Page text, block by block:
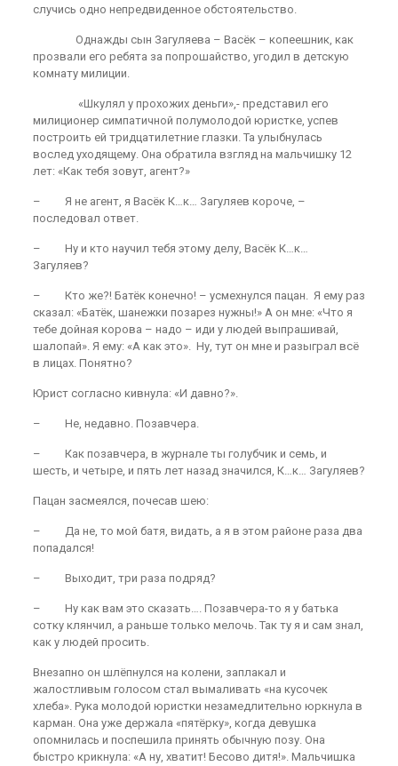
случись одно непредвиденное обстоятельство.
Однажды сын Загуляева – Васёк – копеешник, как
прозвали его ребята за попрошайство, угодил в детскую
комнату милиции.
«Шкулял у прохожих деньги»,- представил его
милиционер симпатичной полумолодой юристке, успев
построить ей тридцатилетние глазки. Та улыбнулась
вослед уходящему. Она обратила взгляд на мальчишку 12
лет: «Как тебя зовут, агент?»
– Я не агент, я Васёк К…к… Загуляев короче, –
последовал ответ.
– Ну и кто научил тебя этому делу, Васёк К…к…
Загуляев?
– Кто же?! Батёк конечно! – усмехнулся пацан. Я ему раз
сказал: «Батёк, шанежки позарез нужны!» А он мне: «Что я
тебе дойная корова – надо – иди у людей выпрашивай,
шалопай». Я ему: «А как это». Ну, тут он мне и разыграл всё
в лицах. Понятно?
Юрист согласно кивнула: «И давно?».
– Не, недавно. Позавчера.
– Как позавчера, в журнале ты голубчик и семь, и
шесть, и четыре, и пять лет назад значился, К…к… Загуляев?
Пацан засмеялся, почесав шею:
– Да не, то мой батя, видать, а я в этом районе раза два
попадался!
– Выходит, три раза подряд?
– Ну как вам это сказать…. Позавчера-то я у батька
сотку клянчил, а раньше только мелочь. Так ту я и сам знал,
как у людей просить.
Внезапно он шлёпнулся на колени, заплакал и
жалостливым голосом стал вымаливать «на кусочек
хлеба». Рука молодой юристки незамедлительно юркнула в
карман. Она уже держала «пятёрку», когда девушка
опомнилась и поспешила принять обычную позу. Она
быстро крикнула: «А ну, хватит! Бесово дитя!». Мальчишка